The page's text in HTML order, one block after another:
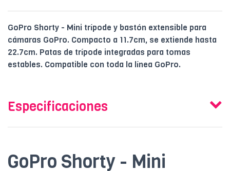
GoPro Shorty - Mini trípode y bastón extensible para
cámaras GoPro. Compacto a 11.7cm, se extiende hasta
22.7cm. Patas de trípode integradas para tomas
estables. Compatible con toda la línea GoPro.
Especificaciones
GoPro Shorty - Mini